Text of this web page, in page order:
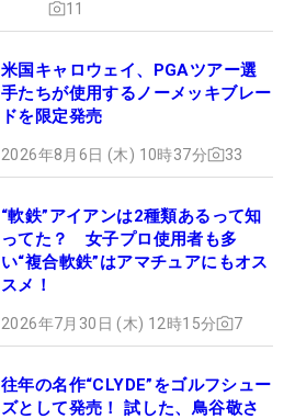
11
米国キャロウェイ、PGAツアー選
手たちが使用するノーメッキブレー
ドを限定発売
2026年8月6日 (木) 10時37分 33
“軟鉄”アイアンは2種類あるって知
ってた？ 女子プロ使用者も多
い“複合軟鉄”はアマチュアにもオス
スメ！
2026年7月30日 (木) 12時15分 7
往年の名作“CLYDE”をゴルフシュー
ズとして発売！ 試した、鳥谷敬さ